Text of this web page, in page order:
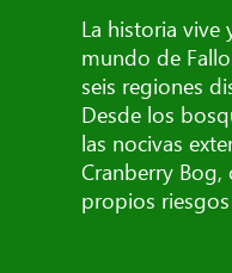
La historia vive
mundo de
seis regiones
Desde los
las nocivas
Cranberry Bog,
propios